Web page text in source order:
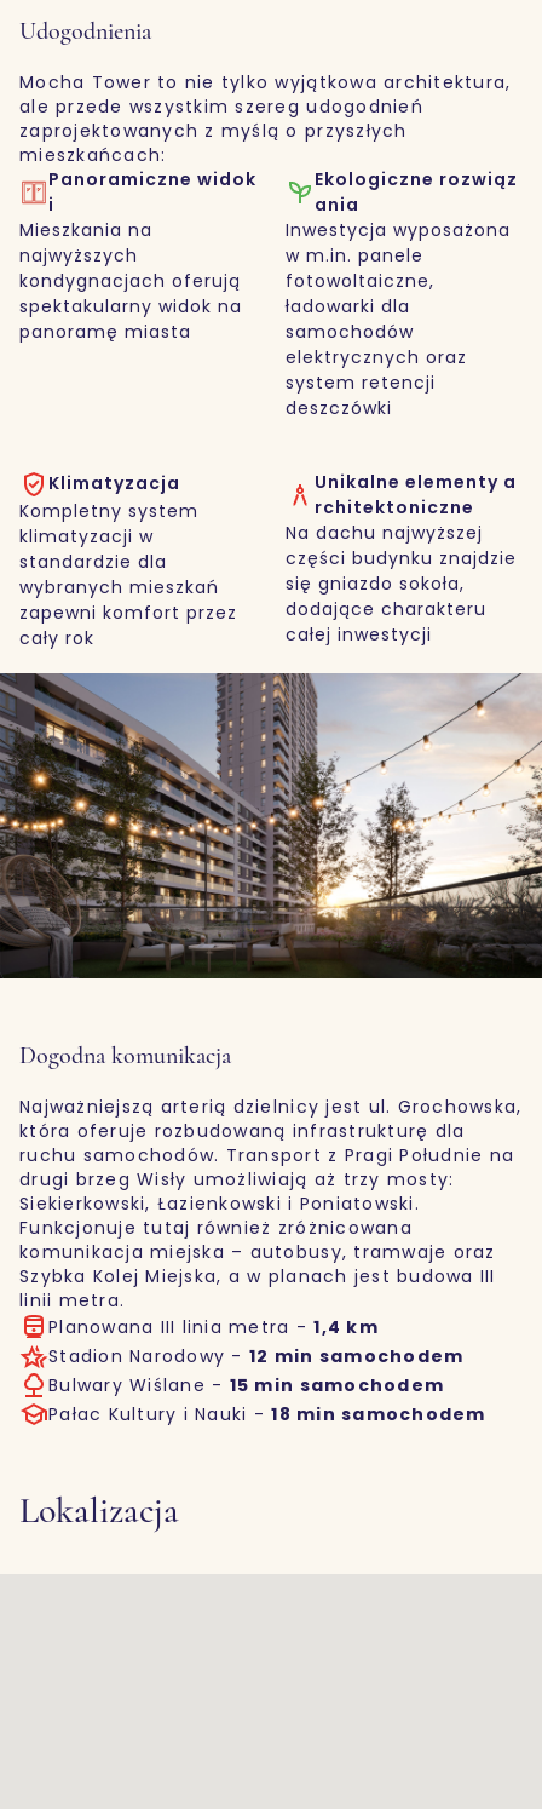
Udogodnienia
Mocha Tower to nie tylko wyjątkowa architektura,
ale przede wszystkim szereg udogodnień
zaprojektowanych z myślą o przyszłych
mieszkańcach:
Panoramiczne widok
i
Mieszkania na
najwyższych
kondygnacjach oferują
spektakularny widok na
panoramę miasta
Ekologiczne rozwiąz
ania
Inwestycja wyposażona
w m.in. panele
fotowoltaiczne,
ładowarki dla
samochodów
elektrycznych oraz
system retencji
deszczówki
Klimatyzacja
Kompletny system
klimatyzacji w
standardzie dla
wybranych mieszkań
zapewni komfort przez
cały rok
Unikalne elementy a
rchitektoniczne
Na dachu najwyższej
części budynku znajdzie
się gniazdo sokoła,
dodające charakteru
całej inwestycji
Dogodna komunikacja
Najważniejszą arterią dzielnicy jest ul. Grochowska,
która oferuje rozbudowaną infrastrukturę dla
ruchu samochodów. Transport z Pragi Południe na
drugi brzeg Wisły umożliwiają aż trzy mosty:
Siekierkowski, Łazienkowski i Poniatowski.
Funkcjonuje tutaj również zróżnicowana
komunikacja miejska – autobusy, tramwaje oraz
Szybka Kolej Miejska, a w planach jest budowa III
linii metra.
Planowana III linia metra -1,4 km
Stadion Narodowy - 12 min samochodem
Bulwary Wiślane - 15 min samochodem
Pałac Kultury i Nauki -18 min samochodem
Lokalizacja